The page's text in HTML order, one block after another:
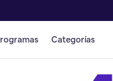
Categorías